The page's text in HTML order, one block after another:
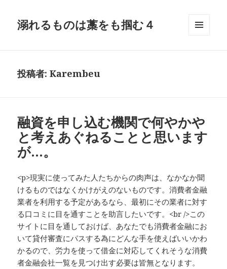
溺れるものは藁をも掴む４
投稿者:Karembeu
融資を申し込む機関で何やかや
と考えあぐねることと思います
が…。
<p>現実に使ってみた人たちからの肉声は、なかなか聞
けるものではなくかけがえのないものです。消費者金融
業者を利用する予定があるなら、最初にその業者に対す
る口コミに目を通すことを助言したいです。<br />この
サイトに目を通しておけば、あなたでも消費者金融にお
いて貸付審査にパスする為にどんな手を使えばいいかわ
かるので、労力を使って借金に対応してくれそうな消費
者金融会社一覧を見つけ出す必要は皆無となります。